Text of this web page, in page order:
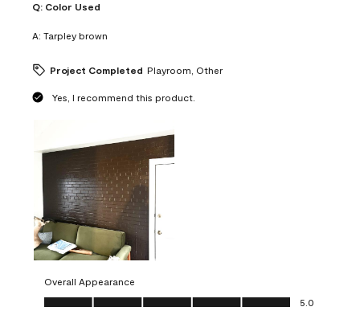
Q: Color Used
A: Tarpley brown
Project Completed Playroom, Other
Yes, I recommend this product.
Overall Appearance
Overall Appearance, 5.0 out of 5
5.0